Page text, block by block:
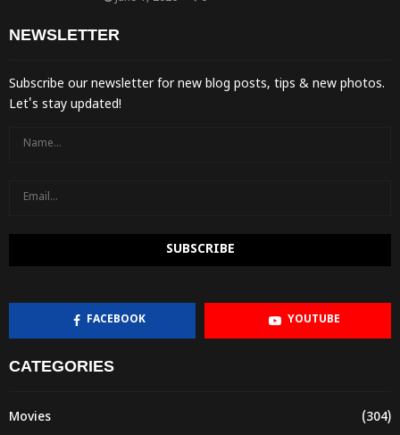
NEWSLETTER
Subscribe our newsletter for new blog posts, tips & new photos.
Let's stay updated!
FACEBOOK YOUTUBE
CATEGORIES
Movies
(304)